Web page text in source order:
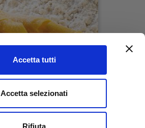
Accetta tutti
Accetta selezionati
Rifiuta